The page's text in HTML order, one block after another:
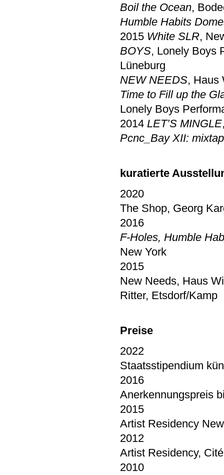
Boil the Ocean,
Humble Habits
2015 White SLR,
BOYS, Lonely Boys
Lüneburg
NEW NEEDS, Haus
Time to Fill up the
Lonely Boys
2014 LET’S MINGLE
Pcnc_Bay XII:
kuratierte
2020
The Shop, Georg
2016
F-Holes, Humble
New York
2015
New Needs, Haus
Ritter, Etsdorf/Kamp
Preise
2022
Staatsstipendium
2016
Anerkennungspreis
2015
Artist Residency
2012
Artist Residency,
2010